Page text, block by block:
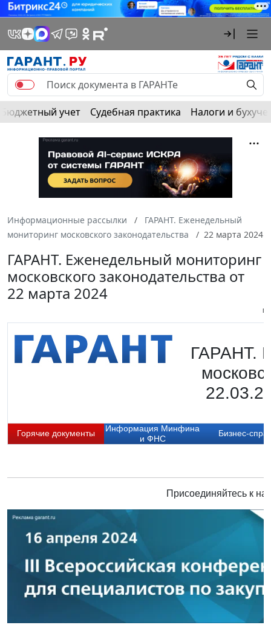
Бюджетный учет Судебная практика Налоги и
Информационные рассылки
ГАРАНТ. Еженедельный
мониторинг московского законодательства
22 марта 2024
ГАРАНТ. Еженедельный мониторинг
московского законодательства от
22 марта 2024
ГАРАНТ.
Горячие документы
Информация Минфина
и ФНС
Бизнес-
Присоединяйтесь к